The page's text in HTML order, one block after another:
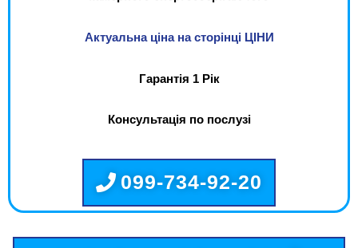
Актуальна ціна на сторінці ЦІНИ
Гарантія 1 Рік
Консультація по послузі
099-734-92-20